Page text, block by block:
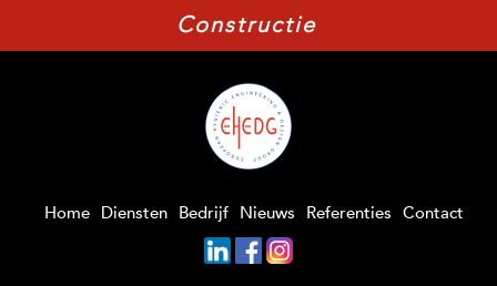
Constructie
Home Diensten Bedrijf Nieuws Referenties Contact